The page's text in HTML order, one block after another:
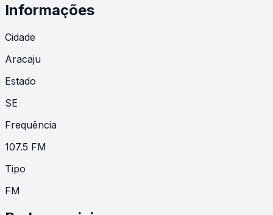
Informações
Cidade
Aracaju
Estado
SE
Frequência
107.5 FM
Tipo
FM